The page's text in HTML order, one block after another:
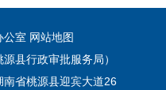
公室 网站地图
县行政审批服务局）
省桃源县迎宾大道26